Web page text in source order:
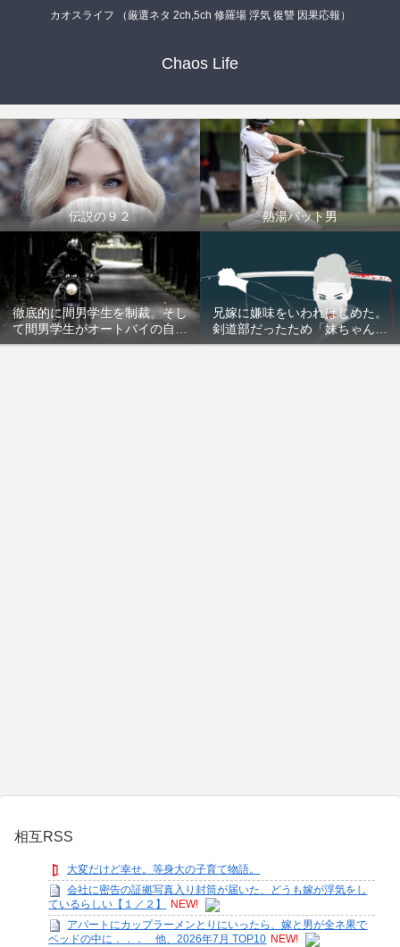
カオスライフ （厳選ネタ 2ch,5ch 修羅場 浮気 復讐 因果応報）
Chaos Life
伝説の９２ 熱湯バット男
徹底的に間男学生を制裁。そし
て間男学生がオートバイの自爆
事故を起こし半身不随。いい気
兄嫁に嫌味をいわれはじめた。
剣道部だったため「妹ちゃん臭
いねｗ」(入浴後)とか
相互RSS
大変だけど幸せ。等身大の子育て物語。
会社に密告の証拠写真入り封筒が届いた、どうも嫁が浮気をし
ているらしい【１／２】
NEW!
アパートにカップラーメンとりにいったら、嫁と男が全ネ果で
ベッドの中に．．． 他、2026年7月 TOP10 NEW!